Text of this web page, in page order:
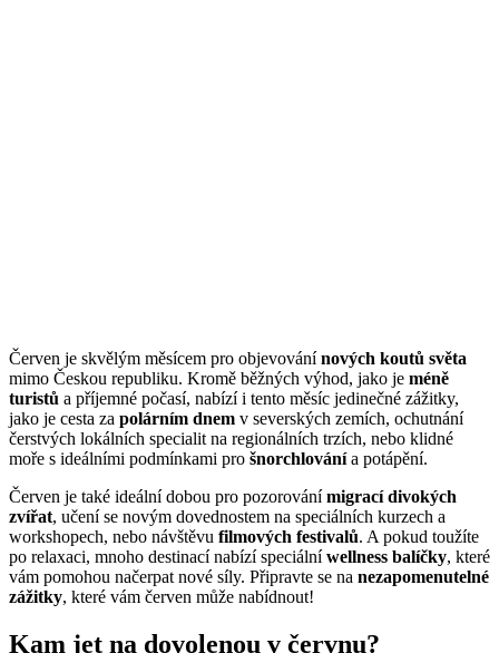
Červen je skvělým měsícem pro objevovánínových koutů světa
mimo Českou republiku. Kromě běžných výhod, jako je méně
turistů a příjemné počasí, nabízí i tento měsíc jedinečné zážitky,
jako je cesta za polárním dnem v severských zemích, ochutnání
čerstvých lokálních specialit na regionálních trzích, nebo klidné
moře s ideálními podmínkami pro šnorchlovánía potápění.
Červen je také ideální dobou pro pozorovánímigrací divokých
zvířat, učení se novým dovednostem na speciálních kurzech a
workshopech, nebo návštěvu filmových festivalů. A pokud toužíte
po relaxaci, mnoho destinací nabízí speciálníwellness balíčky, které
vám pomohou načerpat nové síly. Připravte se na nezapomenutelné
zážitky, které vám červen může nabídnout!
Kam jet na dovolenou v červnu?